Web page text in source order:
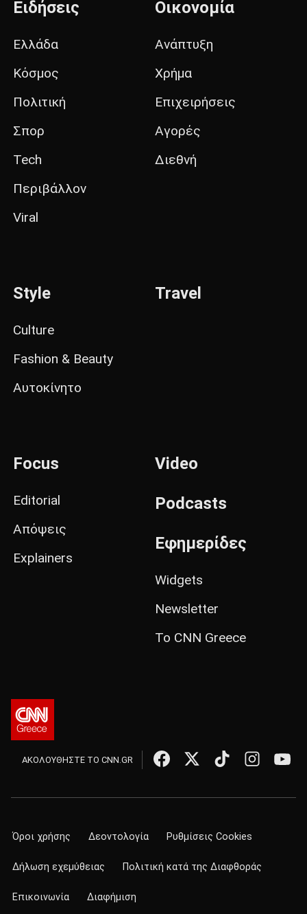
Ειδήσεις
Ελλάδα
Κόσμος
Πολιτική
Σπορ
Tech
Περιβάλλον
Viral
Οικονομία
Ανάπτυξη
Χρήμα
Επιχειρήσεις
Αγορές
Διεθνή
Style
Culture
Fashion & Beauty
Αυτοκίνητο
Travel
Focus
Editorial
Απόψεις
Explainers
Video
Podcasts
Εφημερίδες
Widgets
Newsletter
Το CNN Greece
ΑΚΟΛΟΥΘΗΣΤΕ ΤΟ CNN.GR
Όροι χρήσης Δεοντολογία Ρυθμίσεις Cookies
Δήλωση εχεμύθειας Πολιτική κατά της Διαφθοράς
Επικοινωνία Διαφήμιση